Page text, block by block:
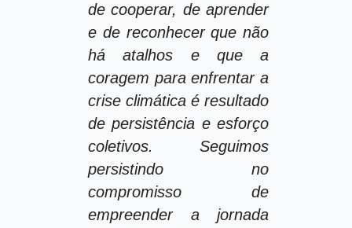
de cooperar, de aprender
e de reconhecer que não
há atalhos e que a
coragem para enfrentar a
crise climática é resultado
de persistência e esforço
coletivos. Seguimos
persistindo no
compromisso de
empreender a jornada